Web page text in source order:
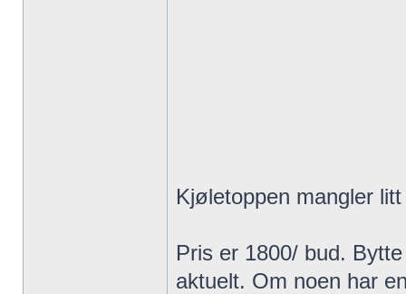
Kjøletoppen mangler
Pris er 1800/ bud.
aktuelt. Om noen har